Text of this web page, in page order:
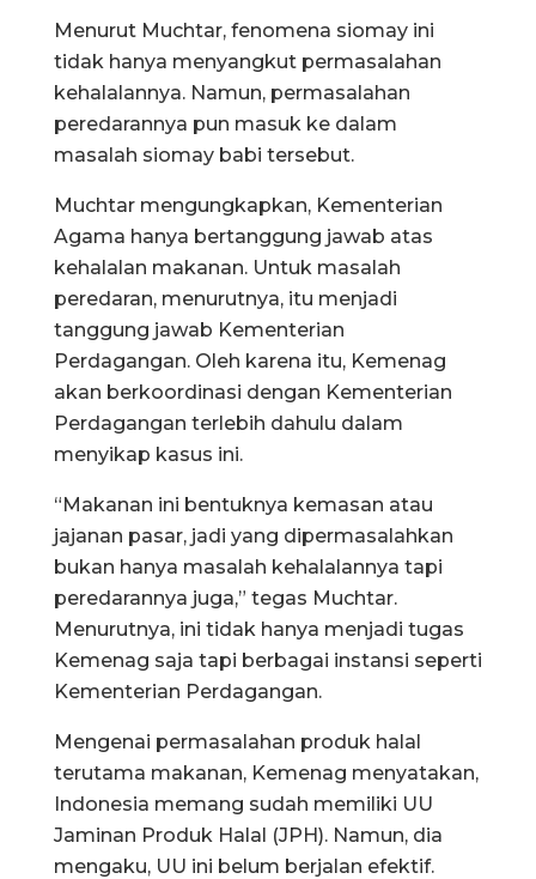
Menurut Muchtar, fenomena siomay ini
tidak hanya menyangkut permasalahan
kehalalannya. Namun, permasalahan
peredarannya pun masuk ke dalam
masalah siomay babi tersebut.
Muchtar mengungkapkan, Kementerian
Agama hanya bertanggung jawab atas
kehalalan makanan. Untuk masalah
peredaran, menurutnya, itu menjadi
tanggung jawab Kementerian
Perdagangan. Oleh karena itu, Kemenag
akan berkoordinasi dengan Kementerian
Perdagangan terlebih dahulu dalam
menyikap kasus ini.
“Makanan ini bentuknya kemasan atau
jajanan pasar, jadi yang dipermasalahkan
bukan hanya masalah kehalalannya tapi
peredarannya juga,” tegas Muchtar.
Menurutnya, ini tidak hanya menjadi tugas
Kemenag saja tapi berbagai instansi seperti
Kementerian Perdagangan.
Mengenai permasalahan produk halal
terutama makanan, Kemenag menyatakan,
Indonesia memang sudah memiliki UU
Jaminan Produk Halal (JPH). Namun, dia
mengaku, UU ini belum berjalan efektif.